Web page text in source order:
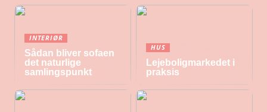
INTERIØR
Sådan bliver sofaen
det naturlige
samlingspunkt
HUS
Lejeboligmarkedet i
praksis